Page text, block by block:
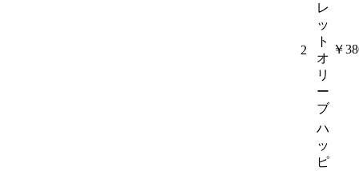
2
レ
ッ
ト
オ
リ
ー
ブ
￥
ハ
ッ
ピ